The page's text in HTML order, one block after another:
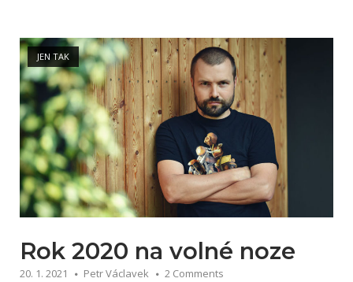
JEN TAK
Open post
Rok 2020 na volné noze
20. 1. 2021 Petr Václavek 2 Comments